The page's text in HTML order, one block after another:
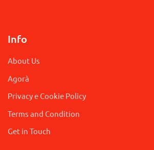
Info
About Us
Agorà
Privacy e Cookie Policy
Terms and Condition
Get in Touch